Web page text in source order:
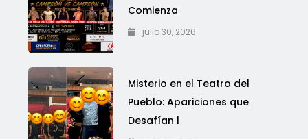
Comienza
julio 30, 2026
Misterio en el Teatro del
Pueblo: Apariciones que
Desafían l